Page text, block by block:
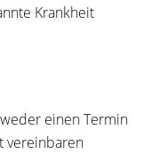
Krankheit
einen Termin
vereinbaren